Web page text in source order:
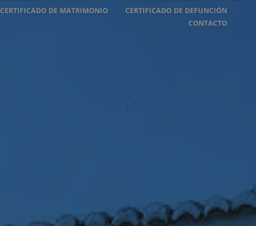
CERTIFICADO DE MATRIMONIO
CERTIFICADO DE DEFUNCIÓN
CONTACTO